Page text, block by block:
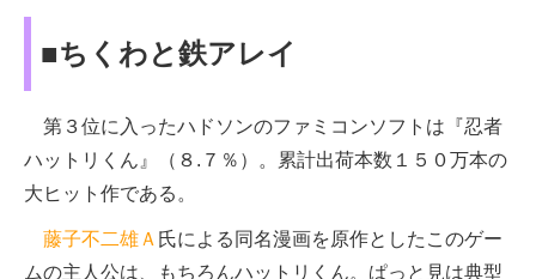
■ちくわと鉄アレイ
第３位に入ったハドソンのファミコンソフトは『忍者
ハットリくん』（８.７％）。累計出荷本数１５０万本の
大ヒット作である。
藤子不二雄Ａ 氏による同名漫画を原作としたこのゲー
ムの主人公は、もちろんハットリくん。ぱっと見は典型